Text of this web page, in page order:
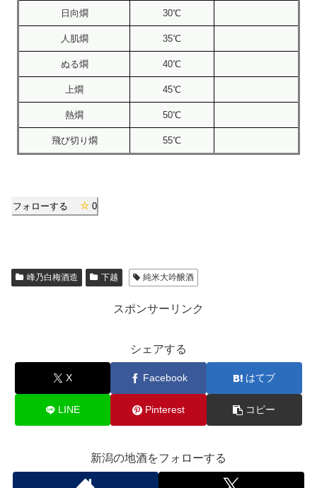
日向燗 30℃
人肌燗 35℃
ぬる燗 40℃
上燗 45℃
熱燗 50℃
飛び切り燗 55℃
フォローする 0
峰乃白梅酒造 下越 純米大吟醸酒
スポンサーリンク
シェアする
X Facebook はてブ
LINE Pinterest コピー
新潟の地酒をフォローする